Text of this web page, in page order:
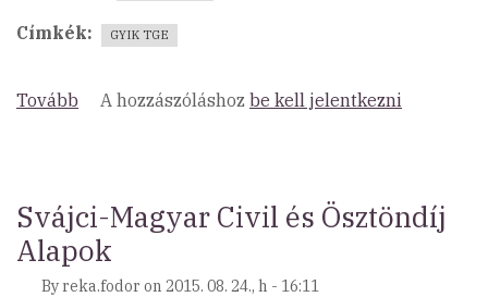
Címkék GYIK TGE
Tovább (Gyakori
működéséről)
A hozzászóláshoz be kell jelentkezni
Svájci-Magyar Civil és Ösztöndíj
Alapok
Byreka.fodor on 2015. 08. 24., h - 16:11